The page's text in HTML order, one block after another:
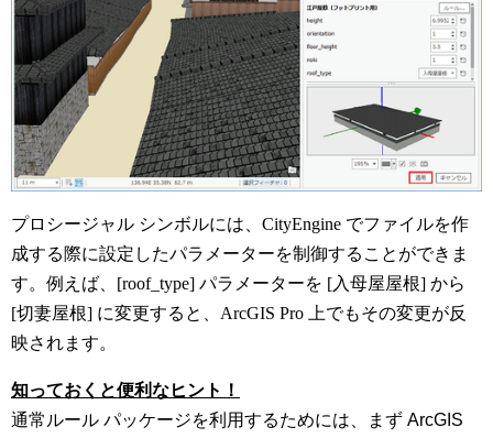
プロシージャル シンボルには、CityEngine でファイルを作
成する際に設定したパラメーターを制御することができま
す。例えば、[roof_type] パラメーターを [入母屋屋根] から
[切妻屋根] に変更すると、ArcGIS Pro 上でもその変更が反
映されます。
知っておくと便利なヒント！
通常ルール パッケージを利用するためには、まず ArcGIS